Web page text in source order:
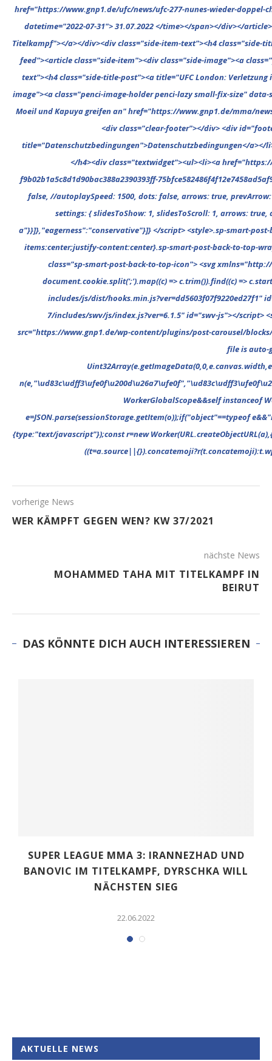
vorherige News
WER KÄMPFT GEGEN WEN? KW 37/2021
nächste News
MOHAMMED TAHA MIT TITELKAMPF IN
BEIRUT
DAS KÖNNTE DICH AUCH INTERESSIEREN
SUPER LEAGUE MMA 3: IRANNEZHAD UND
BANOVIC IM TITELKAMPF, DYRSCHKA WILL
NÄCHSTEN SIEG
22.06.2022
AKTUELLE NEWS